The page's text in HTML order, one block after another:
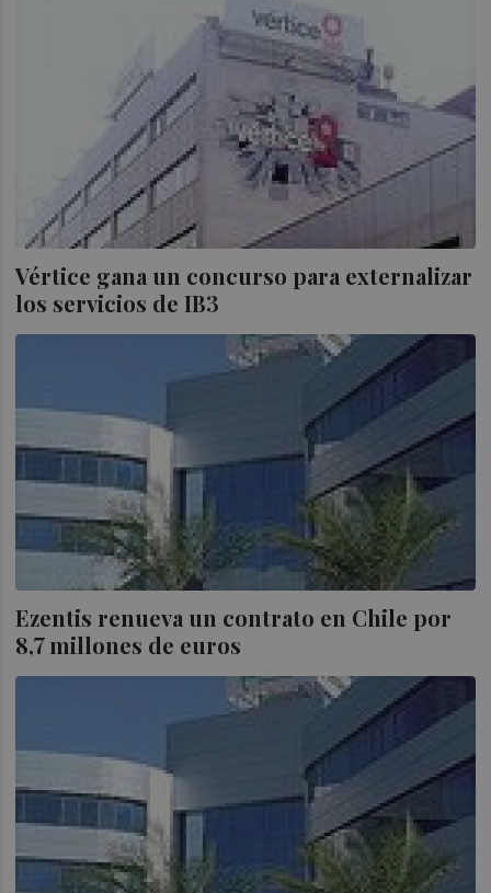
Vértice gana un concurso para externalizar
los servicios de IB3
Ezentis renueva un contrato en Chile por
8,7 millones de euros